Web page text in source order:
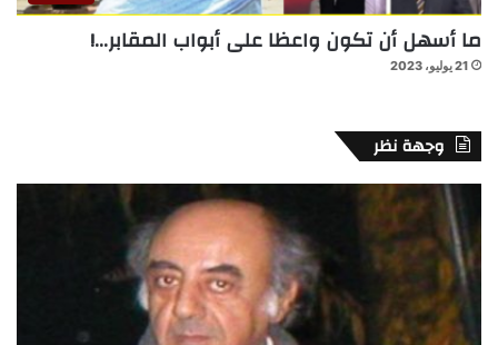
ما أسهل أن تكون واعظا على أبواب المقابر…!
21 يوليو، 2023
وجهة نظر